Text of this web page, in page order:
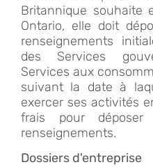
Britannique souhaite
Ontario, elle doit
renseignements
des Services
Services aux
suivant la date à
exercer ses activités
frais pour
renseignements.
Dossiers d'entreprise